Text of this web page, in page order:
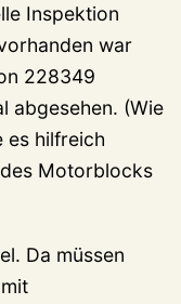
Inspektion
war
228349
abgesehen. (Wie
es hilfreich
Motorblocks
Da müssen